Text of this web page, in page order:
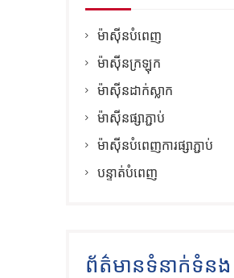
ម៉ាស៊ីនបំពេញ
ម៉ាស៊ីនក្រឡុក
ម៉ាស៊ីនដាក់ស្លាក
ម៉ាស៊ីនផ្សាភ្ជាប់
ម៉ាស៊ីនបំពេញការផ្សាភ្ជាប់
បន្ទាត់បំពេញ
ព័ត៌មានទំនាក់ទំនង